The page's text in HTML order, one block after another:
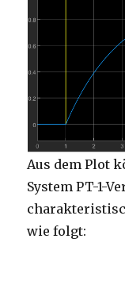
Aus dem Plot
System PT-1-
wie folgt: